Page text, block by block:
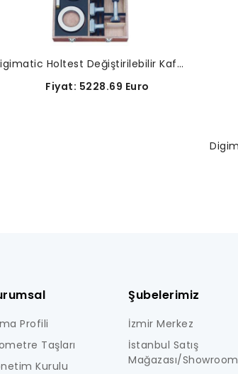
Digimatic Holtest Değiştirilebilir Kafa Seti-468-974
Fiyat: 5228.69 Euro
Profili
Taşları
Kurulu
Şubelerimiz
İzmir Merkez
İstanbul Satış
Mağazası/Showroom